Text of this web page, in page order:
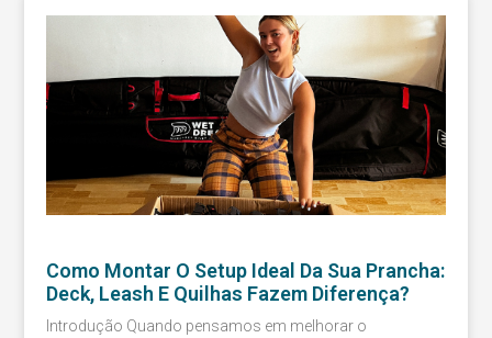
Como Montar O Setup Ideal Da Sua Prancha:
Deck, Leash E Quilhas Fazem Diferença?
Introdução Quando pensamos em melhorar o